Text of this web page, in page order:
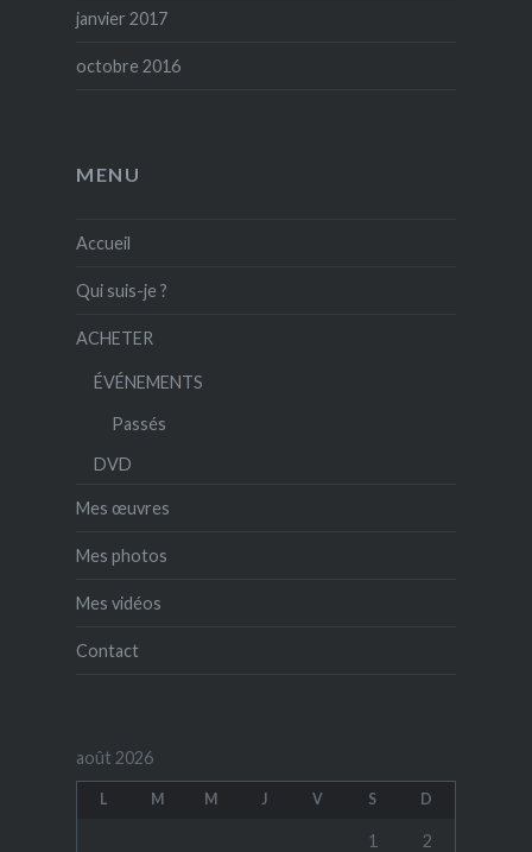
janvier 2017
octobre 2016
MENU
Accueil
Qui suis-je ?
ACHETER
ÉVÉNEMENTS
Passés
DVD
Mes œuvres
Mes photos
Mes vidéos
Contact
août 2026
L M M J V S D
1 2